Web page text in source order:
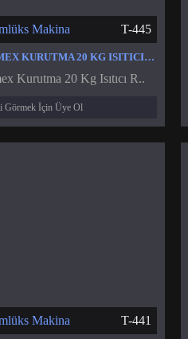
Makina T-445
CROMEX KURUTMA 20 KG ISITICI REZISTANS
Kurutma 20 Kg Isıtıcı R..
Görmek İçin Üye Ol
Makina T-441